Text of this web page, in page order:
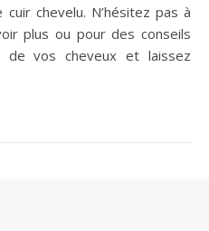
chevelu. N’hésitez pas à
plus ou pour des conseils
de vos cheveux et laissez